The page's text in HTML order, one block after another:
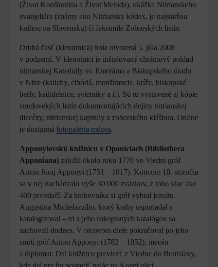
(Život Konštantína a Život Metoda), ukážka Nitrianskeho
evanjeliára (známy ako Nitriansky kódex, je najstaršou
knihou na Slovensku) či faksimile Zoborských listín.
Druhá časť (klenotnica) bola otvorená 5. júla 2008
v podzemí. V klenotnici je inštalovaný chrámový poklad
nitrianskej Katedrály sv. Emeráma a Biskupského úradu
v Nitre (kalichy, cibóriá, monštrancie, kríže, biskupské
berly, kadidelnice, svietniky a i.). Sú tu vystavené aj kópie
stredovekých listín dokumentujúcich dejiny nitrianskej
diecézy, nitrianskej kapituly a zoborského kláštora. Online
je dostupná fotogaléria múzea.
Apponyiovskú knižnicu v Oponiciach (Bibliotheca
Apponiana) založil okolo roku 1770 vo Viedni gróf
Anton Juraj Apponyi (1751 – 1817). Koncom 18. storočia
sa v nej nachádzalo vyše 30 000 zväzkov, z toho viac ako
400 prvotlačí. Za knihovníka si gróf vybral jezuitu
Augustína Michelazziho, ktorý knihy usporiadal a
katalogizoval – tri z jeho rukopisných katalógov sa
zachovali dodnes. V otcovom diele pokračoval po jeho
smrti gróf Anton Apponyi (1782 – 1852), mecén
a diplomat. Dal knižnicu previezť z Viedne do Bratislavy,
kde dal pre ňu postaviť palác na Kozej ulici.